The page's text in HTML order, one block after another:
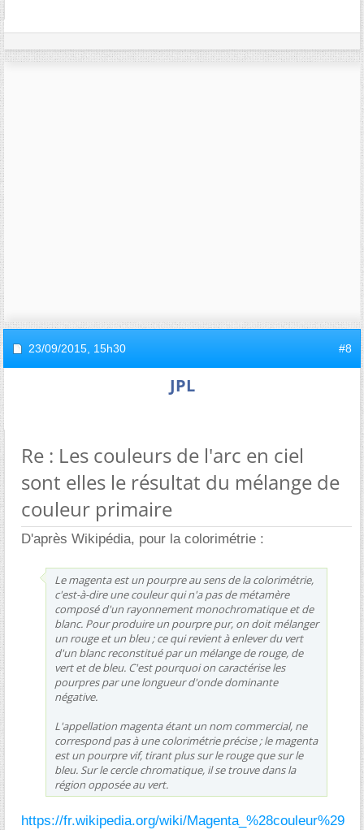
23/09/2015, 15h30 #8
JPL
Re : Les couleurs de l'arc en ciel
sont elles le résultat du mélange de
couleur primaire
D'après Wikipédia, pour la colorimétrie :
Le magenta est un pourpre au sens de la colorimétrie,
c'est-à-dire une couleur qui n'a pas de métamère
composé d'un rayonnement monochromatique et de
blanc. Pour produire un pourpre pur, on doit mélanger
un rouge et un bleu ; ce qui revient à enlever du vert
d'un blanc reconstitué par un mélange de rouge, de
vert et de bleu. C'est pourquoi on caractérise les
pourpres par une longueur d'onde dominante
négative.
L'appellation magenta étant un nom commercial, ne
correspond pas à une colorimétrie précise ; le magenta
est un pourpre vif, tirant plus sur le rouge que sur le
bleu. Sur le cercle chromatique, il se trouve dans la
région opposée au vert.
https://fr.wikipedia.org/wiki/Magenta_%28couleur%29